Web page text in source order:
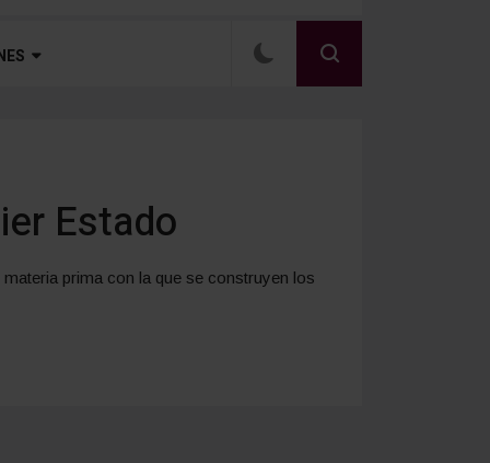
Estado
prima con la que se construyen los